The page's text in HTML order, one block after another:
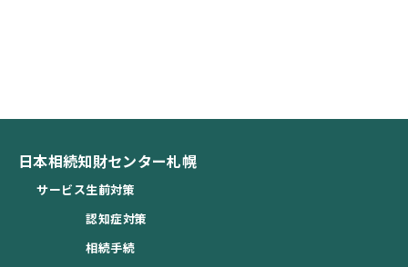
日本相続知財センター札幌
サービス生前対策
認知症対策
相続手続